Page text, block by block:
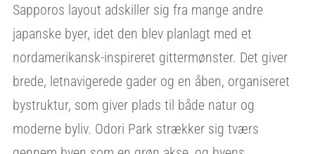
Sapporos layout adskiller sig fra mange andre
japanske byer, idet den blev planlagt med et
nordamerikansk-inspireret gittermønster. Det giver
brede, letnavigerede gader og en åben, organiseret
bystruktur, som giver plads til både natur og
moderne byliv. Odori Park strækker sig tværs